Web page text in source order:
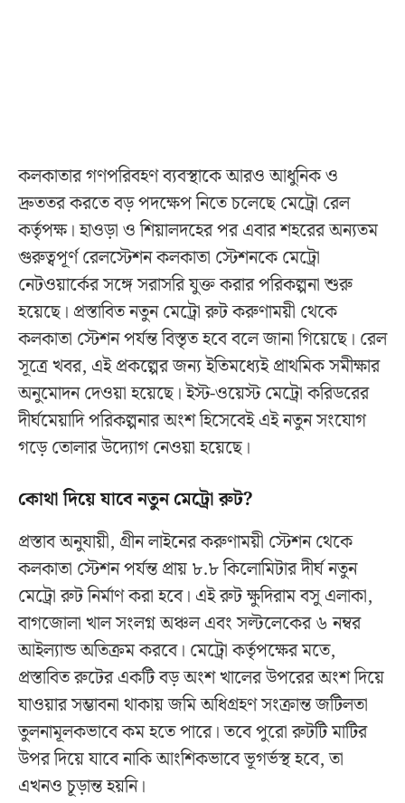
কলকাতার গণপরিবহণ ব্যবস্থাকে আরও আধুনিক ও
দ্রুততর করতে বড় পদক্ষেপ নিতে চলেছে মেট্রো রেল
কর্তৃপক্ষ। হাওড়া ও শিয়ালদহের পর এবার শহরের অন্যতম
গুরুত্বপূর্ণ রেলস্টেশন কলকাতা স্টেশনকে মেট্রো
নেটওয়ার্কের সঙ্গে সরাসরি যুক্ত করার পরিকল্পনা শুরু
হয়েছে। প্রস্তাবিত নতুন মেট্রো রুট করুণাময়ী থেকে
কলকাতা স্টেশন পর্যন্ত বিস্তৃত হবে বলে জানা গিয়েছে। রেল
সূত্রে খবর, এই প্রকল্পের জন্য ইতিমধ্যেই প্রাথমিক সমীক্ষার
অনুমোদন দেওয়া হয়েছে। ইস্ট-ওয়েস্ট মেট্রো করিডরের
দীর্ঘমেয়াদি পরিকল্পনার অংশ হিসেবেই এই নতুন সংযোগ
গড়ে তোলার উদ্যোগ নেওয়া হয়েছে।
কোথা দিয়ে যাবে নতুন মেট্রো রুট?
প্রস্তাব অনুযায়ী, গ্রীন লাইনের করুণাময়ী স্টেশন থেকে
কলকাতা স্টেশন পর্যন্ত প্রায় ৮.৮ কিলোমিটার দীর্ঘ নতুন
মেট্রো রুট নির্মাণ করা হবে। এই রুট ক্ষুদিরাম বসু এলাকা,
বাগজোলা খাল সংলগ্ন অঞ্চল এবং সল্টলেকের ৬ নম্বর
আইল্যান্ড অতিক্রম করবে। মেট্রো কর্তৃপক্ষের মতে,
প্রস্তাবিত রুটের একটি বড় অংশ খালের উপরের অংশ দিয়ে
যাওয়ার সম্ভাবনা থাকায় জমি অধিগ্রহণ সংক্রান্ত জটিলতা
তুলনামূলকভাবে কম হতে পারে। তবে পুরো রুটটি মাটির
উপর দিয়ে যাবে নাকি আংশিকভাবে ভূগর্ভস্থ হবে, তা
এখনও চূড়ান্ত হয়নি।